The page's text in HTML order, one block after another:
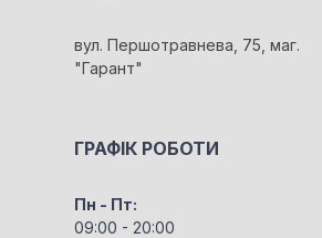
вул. Першотравнева, 75, маг.
"Гарант"
ГРАФІК РОБОТИ
Пн - Пт:
09:00 - 20:00